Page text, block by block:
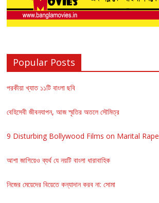
Popular Posts
পরকীয়া খ্যাত ১১টি বাংলা ছবি
বেহিসেবী জীবনযাপন, আজ স্মৃতির অতলে সৌমিত্র
9 Disturbing Bollywood Films on Marital Rape
আশা জাগিয়েও ব্যর্থ যে নয়টি বাংলা ধারাবাহিক
নিজের মেয়েদের বিয়েতে কন্যাদান করব না: সোমা